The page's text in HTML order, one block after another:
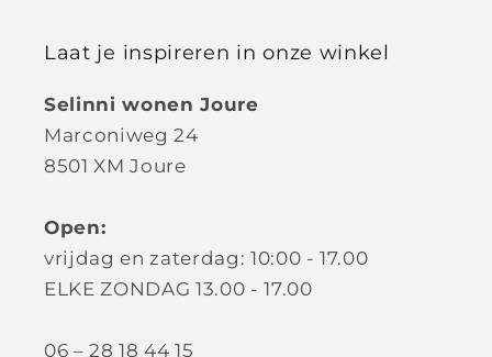
Laat je inspireren in onze winkel
Selinni wonen Joure
Marconiweg 24
8501 XM Joure
Open:
vrijdag en zaterdag: 10:00 - 17.00
ELKE ZONDAG 13.00 - 17.00
06 – 28 18 44 15